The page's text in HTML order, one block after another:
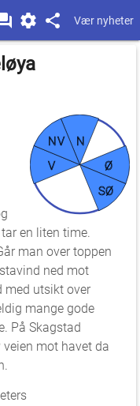
Vær nyheter
N
Ø
SØ
V
NV
en liten time.
man over toppen
ned mot
med utsikt over
mange gode
På Skagstad
mot havet da